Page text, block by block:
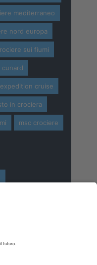
mediterraneo
nord europa
sui fiumi
cunard
expedition cruise
in crociera
msc crociere